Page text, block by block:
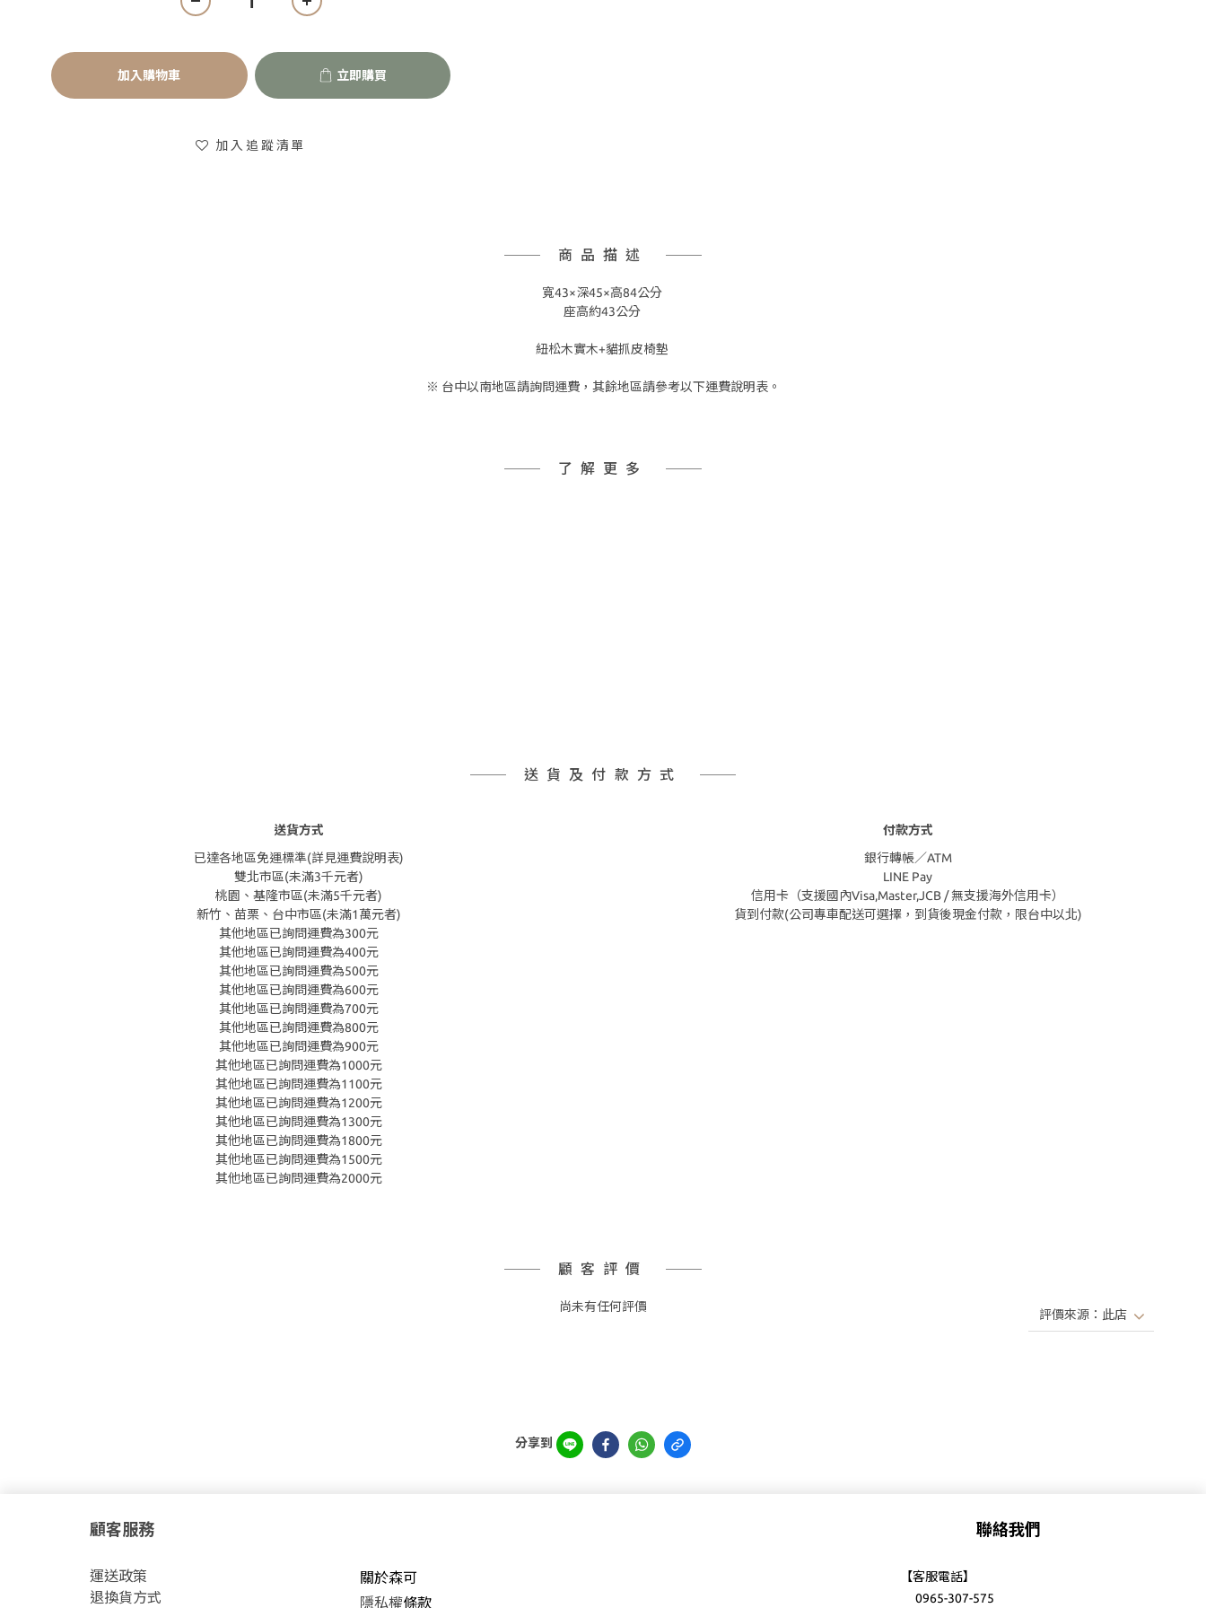
加入購物車 立即購買
加入追蹤清單
商品描述
寬43×深45×高84公分
座高約43公分
紐松木實木+貓抓皮椅墊
※ 台中以南地區請詢問運費，其餘地區請參考以下運費說明表。
了解更多
送貨及付款方式
送貨方式
已達各地區免運標準(詳見運費說明表)
雙北市區(未滿3千元者)
桃園、基隆市區(未滿5千元者)
新竹、苗栗、台中市區(未滿1萬元者)
其他地區已詢問運費為300元
其他地區已詢問運費為400元
其他地區已詢問運費為500元
其他地區已詢問運費為600元
其他地區已詢問運費為700元
其他地區已詢問運費為800元
其他地區已詢問運費為900元
其他地區已詢問運費為1000元
其他地區已詢問運費為1100元
其他地區已詢問運費為1200元
其他地區已詢問運費為1300元
其他地區已詢問運費為1800元
其他地區已詢問運費為1500元
其他地區已詢問運費為2000元
付款方式
銀行轉帳／ATM
LINE Pay
信用卡（支援國內Visa,Master,JCB / 無支援海外信用卡）
貨到付款(公司專車配送可選擇，到貨後現金付款，限台中以北)
顧客評價
尚未有任何評價
分享到
顧客服務
運送政策
退換貨方式
關於森可
隱私權條款
聯絡我們
【客服電話】
0965-307-575